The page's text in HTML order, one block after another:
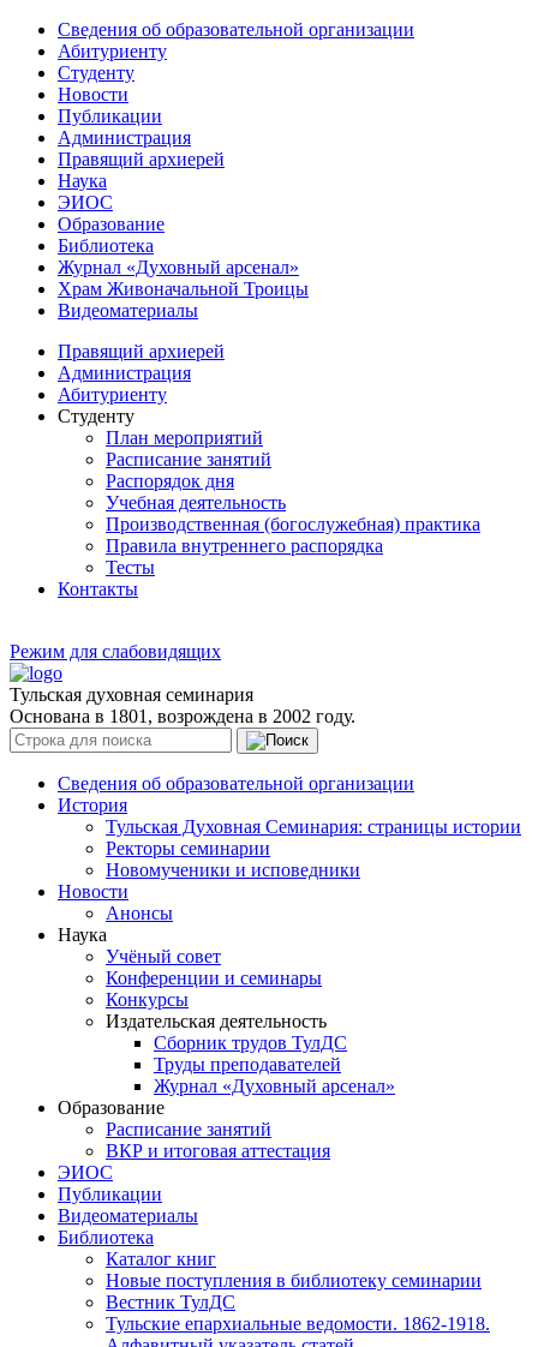
Сведения об образовательной организации
Абитуриенту
Студенту
Новости
Публикации
Администрация
Правящий архиерей
Наука
ЭИОС
Образование
Библиотека
Журнал «Духовный арсенал»
Храм Живоначальной Троицы
Видеоматериалы
Правящий архиерей
Администрация
Абитуриенту
Студенту
План мероприятий
Расписание занятий
Распорядок дня
Учебная деятельность
Производственная (богослужебная) практика
Правила внутреннего распорядка
Тесты
Контакты
Режим для слабовидящих
Тульская духовная семинария
Основана в 1801, возрождена в 2002 году.
Сведения об образовательной организации
История
Тульская Духовная Семинария: страницы истории
Ректоры семинарии
Новомученики и исповедники
Новости
Анонсы
Наука
Учёный совет
Конференции и семинары
Конкурсы
Издательская деятельность
Сборник трудов ТулДС
Труды преподавателей
Журнал «Духовный арсенал»
Образование
Расписание занятий
ВКР и итоговая аттестация
ЭИОС
Публикации
Видеоматериалы
Библиотека
Каталог книг
Новые поступления в библиотеку семинарии
Вестник ТулДС
Тульские епархиальные ведомости. 1862-1918.